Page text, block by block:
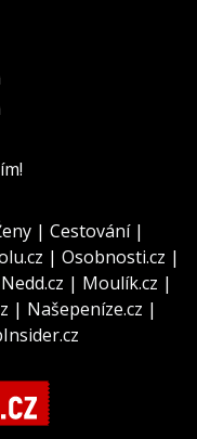
| Cestování|
| Osobnosti.cz |
Nedd.cz | Moulík.cz |
| Našepeníze.cz |